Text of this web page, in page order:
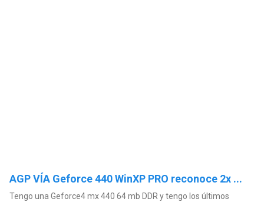
AGP VÍA Geforce 440 WinXP PRO reconoce 2x ...
Tengo una Geforce4 mx 440 64 mb DDR y tengo los últimos